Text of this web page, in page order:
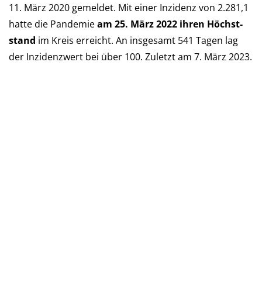
11. März 2020 ge­mel­det. Mit einer Inzi­denz von 2.281,1
hatte die Pan­de­mieam 25. März 2022 ihren Höchst­
stand im Kreis er­reicht. An ins­ge­samt 541 Tagen lag
der Inzi­denz­wert bei über 100. Zu­letzt am 7. März 2023.